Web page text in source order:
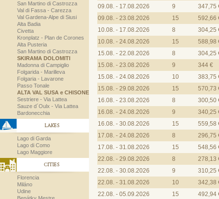
San Martino di Castrozza
Val di Fassa - Carezza
Val Gardena-Alpe di Siusi
Alta Badia
Civetta
Kronplatz - Plan de Corones
Alta Pusteria
San Martino di Castrozza
SKIRAMA DOLOMITI
Madonna di Campiglio
Folgarida - Marilleva
Folgaria - Lavarone
Passo Tonale
ALTA VAL SUSA e CHISONE
Sestriere - Via Lattea
Sauze d´Oulx - Via Lattea
Bardonecchia
LAKES
Lago di Garda
Lago di Como
Lago Maggiore
CITIES
Florencia
Miláno
Udine
09.08. - 17.08.2026
9
347,75
09.08. - 23.08.2026
15
592,66
10.08. - 17.08.2026
8
304,25
10.08. - 24.08.2026
15
588,98
15.08. - 22.08.2026
8
304,25
15.08. - 23.08.2026
9
344 €
15.08. - 24.08.2026
10
383,75
15.08. - 29.08.2026
15
570,73
16.08. - 23.08.2026
8
300,50
16.08. - 24.08.2026
9
340,25
16.08. - 30.08.2026
15
559,58
17.08. - 24.08.2026
8
296,75
17.08. - 31.08.2026
15
548,56
22.08. - 29.08.2026
8
278,13
22.08. - 30.08.2026
9
310,25
22.08. - 31.08.2026
10
342,38
22.08. - 05.09.2026
15
492,94